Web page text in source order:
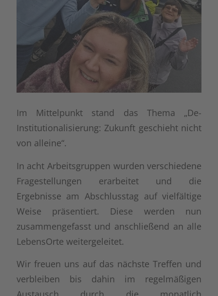
Im Mittelpunkt stand das Thema „De-
Institutionalisierung: Zukunft geschieht nicht
von alleine“.
In acht Arbeitsgruppen wurden verschiedene
Fragestellungen erarbeitet und die
Ergebnisse am Abschlusstag auf vielfältige
Weise präsentiert. Diese werden nun
zusammengefasst und anschließend an alle
LebensOrte weitergeleitet.
Wir freuen uns auf das nächste Treffen und
verbleiben bis dahin im regelmäßigen